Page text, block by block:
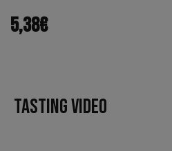
5,38€
TASTING VIDEO